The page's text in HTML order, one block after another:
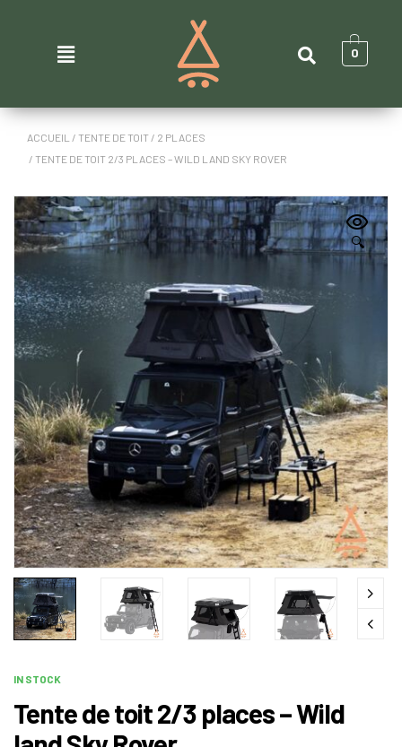
0
ACCUEIL / TENTE DE TOIT / 2 PLACES
/ TENTE DE TOIT 2/3 PLACES – WILD LAND SKY ROVER
🔍
IN STOCK
Tente de toit 2/3 places – Wild